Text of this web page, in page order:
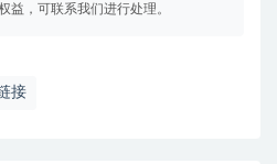
益，可联系我们进行处理。
接